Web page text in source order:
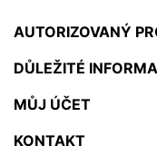
AUTORIZOVANÝ
DŮLEŽITÉ
MŮJ ÚČET
KONTAKT